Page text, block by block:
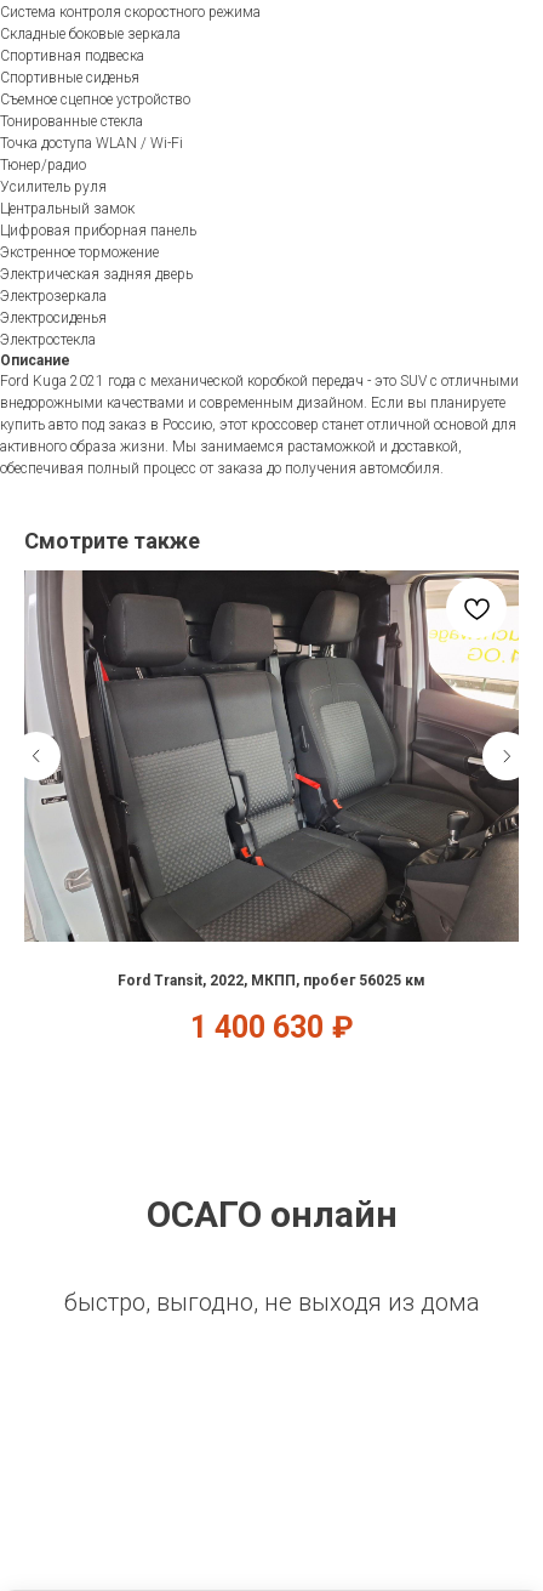
Система контроля скоростного режима
Складные боковые зеркала
Спортивная подвеска
Спортивные сиденья
Съемное сцепное устройство
Тонированные стекла
Точка доступа WLAN / Wi-Fi
Тюнер/радио
Усилитель руля
Центральный замок
Цифровая приборная панель
Экстренное торможение
Электрическая задняя дверь
Электрозеркала
Электросиденья
Электростекла
Описание
Ford Kuga 2021 года с механической коробкой передач - это SUV с отличными
внедорожными качествами и современным дизайном. Если вы планируете
купить авто под заказ в Россию, этот кроссовер станет отличной основой для
активного образа жизни. Мы занимаемся растаможкой и доставкой,
обеспечивая полный процесс от заказа до получения автомобиля.
Смотрите также
Ford Transit, 2022, МКПП, пробег 56025 км
1 400 630 ₽
ОСАГО онлайн
быстро, выгодно, не выходя из дома